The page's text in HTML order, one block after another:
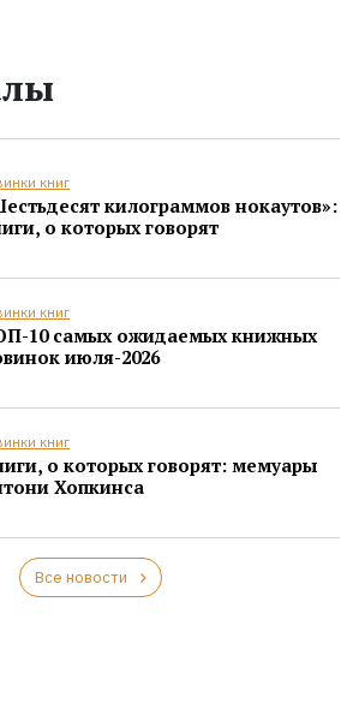
книг
килограммов нокаутов»:
о которых говорят
книг
10 самых ожидаемых книжных
июля-2026
книг
о которых говорят: мемуары
Хопкинса
Все новости